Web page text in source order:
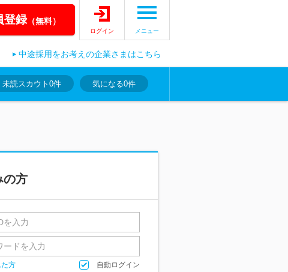
登録（無料）
ログイン メニュー
中途採用をお考えの企業さまはこちら
未読スカウト 0件 気になる0件
の方
方 自動ログイン